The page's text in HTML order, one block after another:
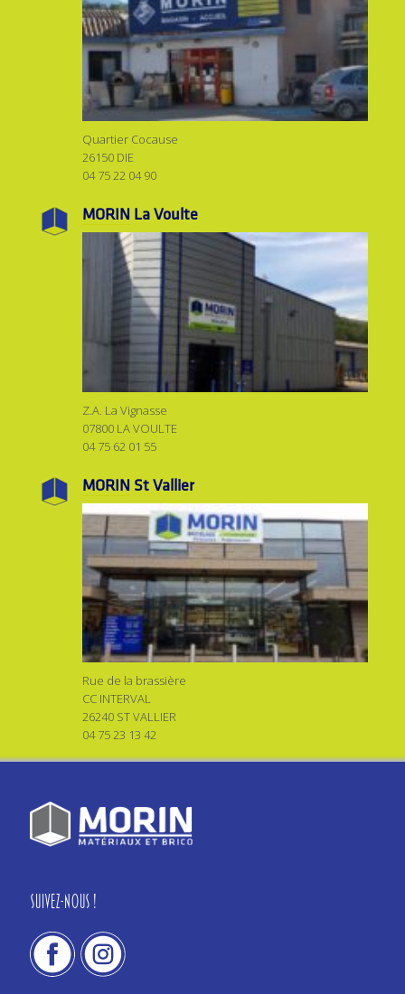
Quartier Cocause
26150 DIE
04 75 22 04 90
MORIN La Voulte
Z.A. La Vignasse
07800 LA VOULTE
04 75 62 01 55
MORIN St Vallier
Rue de la brassière
CC INTERVAL
26240 ST VALLIER
04 75 23 13 42
Suivez-nous !